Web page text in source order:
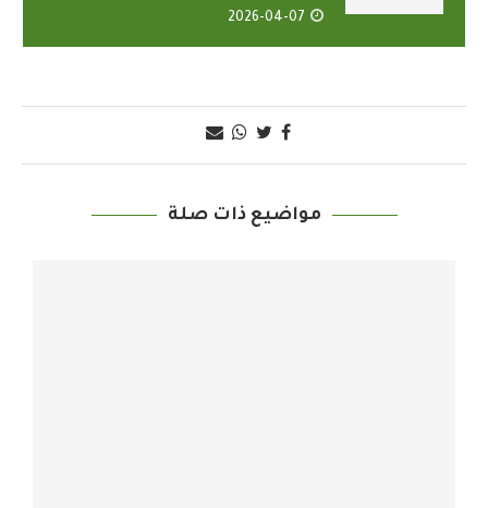
2026-04-07
مواضيع ذات صلة